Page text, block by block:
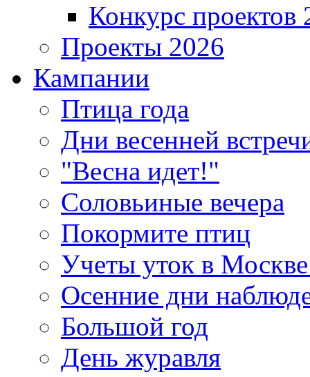
Конкурс проектов
Проекты 2026
Кампании
Птица года
Дни весенней
"Весна идет!"
Соловьиные вечера
Покормите птиц
Учеты уток в
Осенние дни
Большой год
День журавля